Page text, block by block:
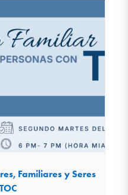
Familiares y Seres